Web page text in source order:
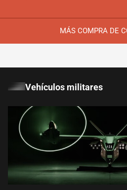
MÁS COMPRA DE
Vehículos militares